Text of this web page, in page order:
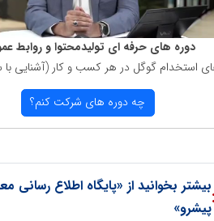
دوره های حرفه ای تولیدمحتوا و روابط
استخدام گوگل در هر كسب و كار (آشنایی
چه دوره های شركت كنم؟
بیشتر بخوانید از «پایگاه اطلاع رسانی
پیشرو»